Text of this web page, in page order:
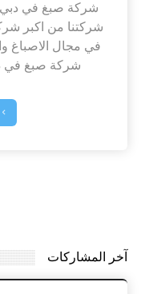
شركتنا من اكبر
في مجال الاصباغ
شركة صبغ في
آخر المشاركات